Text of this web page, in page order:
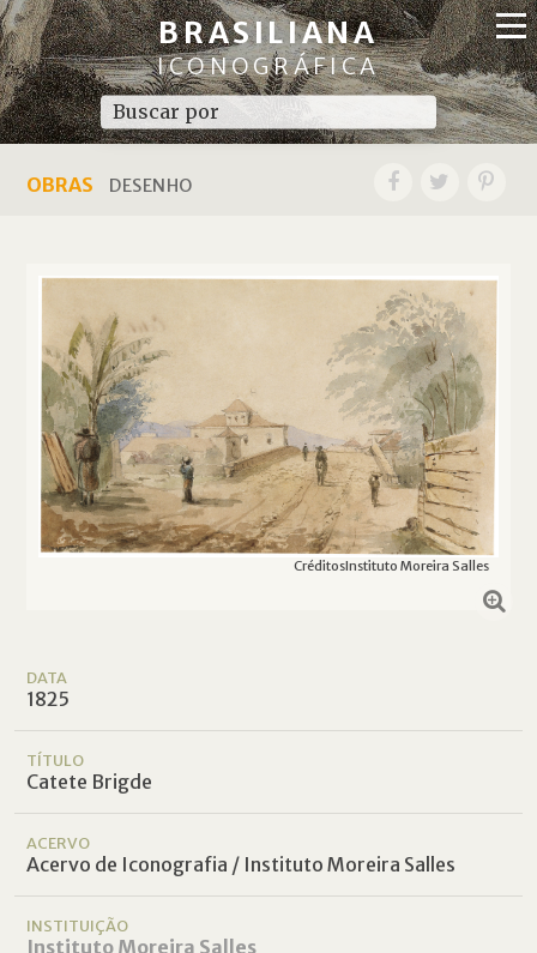
BRASILIANA
ICONOGRÁFICA
OBRAS DESENHO
CréditosInstituto Moreira Salles
DATA
1825
TÍTULO
Catete Brigde
ACERVO
Acervo de Iconografia / Instituto Moreira Salles
INSTITUIÇÃO
Instituto Moreira Salles